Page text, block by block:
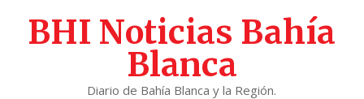
BHI Noticias Bahía
Blanca
Diario de Bahía Blanca y la Región.